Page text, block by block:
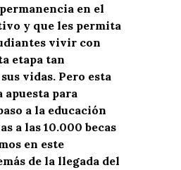
en el
y que les permita
vivir con
etapa tan
vidas. Pero esta
apuesta para
a la educación
a las 10.000 becas
en este
de la llegada del